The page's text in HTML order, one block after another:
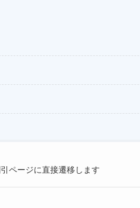
ページに直接遷移します